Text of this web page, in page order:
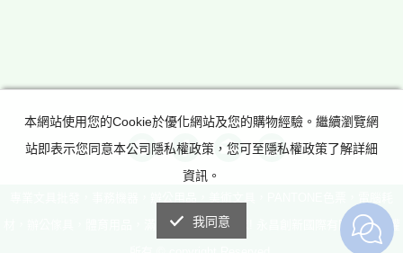
材，辦公傢具，體育用品，滿足所有辦公室需求! 永昌創新國際有限公司 版權
本網站使用您的Cookie於優化網站及您的購物經驗。繼續瀏覽網
站即表示您同意本公司隱私權政策，您可至隱私權政策了解詳細
資訊。
我同意